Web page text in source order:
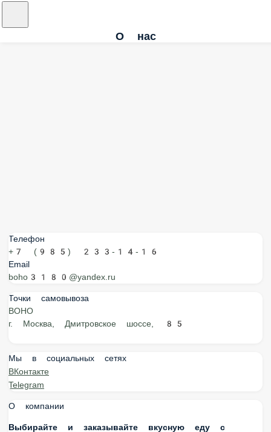
О нас
Телефон
+7 (985) 233-14-16
Email
boho3180@yandex.ru
Точки самовывоза
BOHO
г. Москва, Дмитровское шоссе, 85
Мы в социальных сетях
ВКонтакте
Telegram
О компании
Выбирайте и заказывайте вкусную еду с доставкой